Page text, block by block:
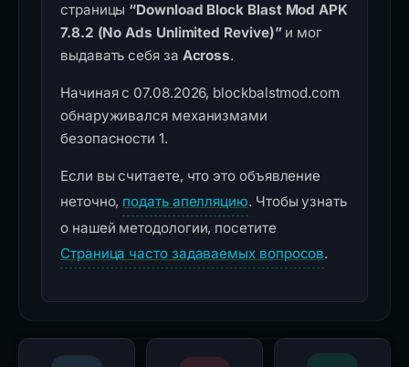
страницы “Download Block Blast Mod APK
7.8.2 (No Ads Unlimited Revive)”и мог
выдавать себя за Across.
Начиная с 07.08.2026, blockbalstmod.com
обнаруживался механизмами
безопасности 1.
Если вы считаете, что это объявление
неточно, подать апелляцию. Чтобы узнать
о нашей методологии, посетите
Страница часто задаваемых вопросов.